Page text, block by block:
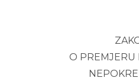
O PREMJERU